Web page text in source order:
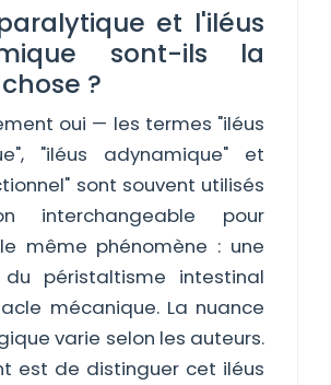
et l'iléus
sont-ils la
?
oui — les termes "iléus
"iléus adynamique" et
sont souvent utilisés
interchangeable pour
même phénomène : une
du péristaltisme intestinal
mécanique. La nuance
varie selon les auteurs.
est de distinguer cet iléus